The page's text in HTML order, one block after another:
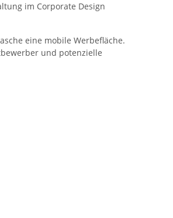
im Corporate Design
eine mobile Werbefläche.
und potenzielle